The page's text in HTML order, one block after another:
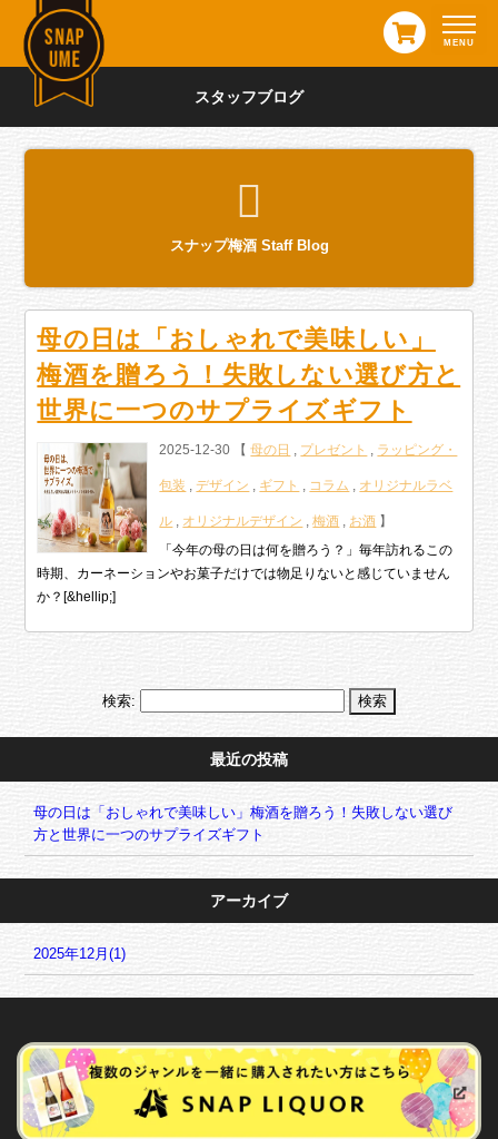
スタッフブログ
スナップ梅酒 Staff Blog
母の日は「おしゃれで美味しい」
梅酒を贈ろう！失敗しない選び方と
世界に一つのサプライズギフト
2025-12-30 【母の日 , プレゼント , ラッピング・
包装 ,デザイン , ギフト , コラム , オリジナルラベ
ル , オリジナルデザイン ,梅酒 , お酒 】
「今年の母の日は何を贈ろう？」毎年訪れるこの
時期、カーネーションやお菓子だけでは物足りないと感じていません
か？[&hellip;]
検索:
最近の投稿
母の日は「おしゃれで美味しい」梅酒を贈ろう！失敗しない選び
方と世界に一つのサプライズギフト
アーカイブ
2025年12月(1)